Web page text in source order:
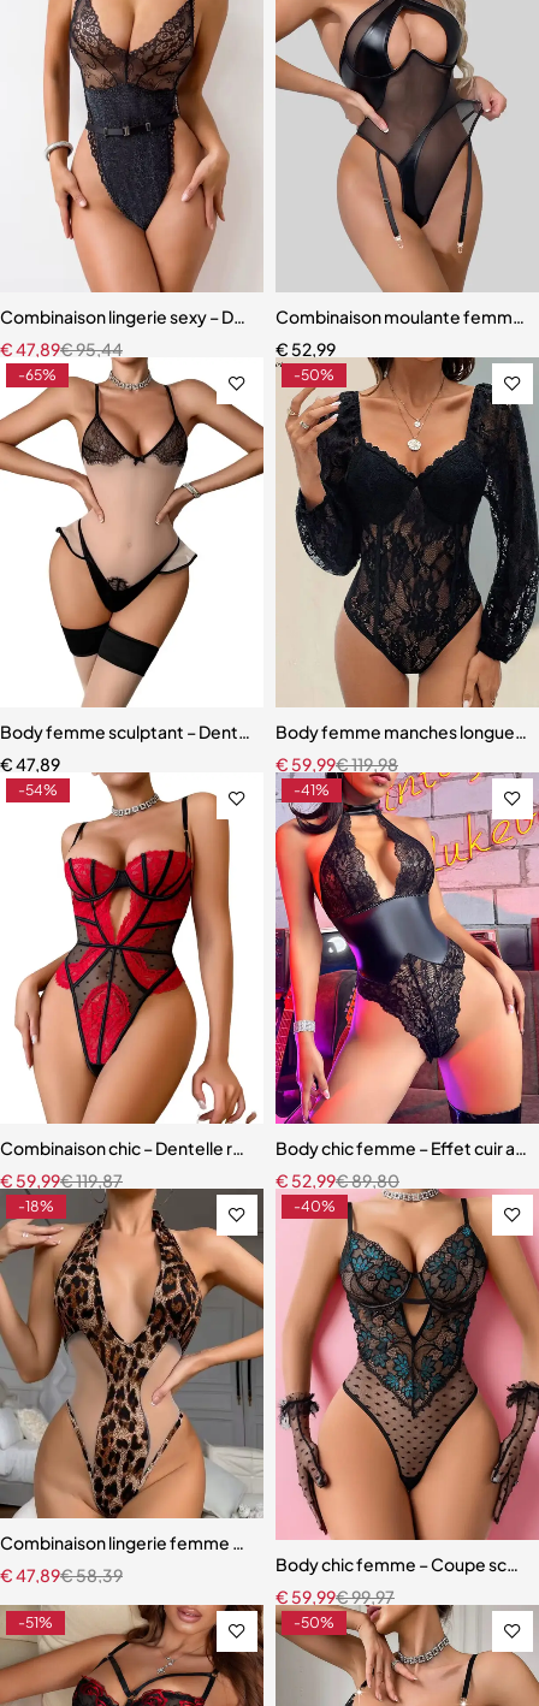
Combinaison lingerie sexy – Dentelle perspective épissée, dos
€95,44
€47,89
Combinaison moulante femme
€ 52,99
-65%
Body femme sculptant – Dentelle cils avec jupe à volants et bas
€47,89
-50%
Body femme manches longues
€119,98
€ 59,99
-54%
Combinaison chic – Dentelle raffinée et coupe ajustée moderne
€119,87
€ 59,99
-41%
Body chic femme – Effet cuir
€89,80
€ 52,99
-18%
Combinaison lingerie femme – Léopard en maille transparente avec
€58,39
€47,89
-40%
Body chic femme – Coupe
€99,97
€ 59,99
-51% -50%